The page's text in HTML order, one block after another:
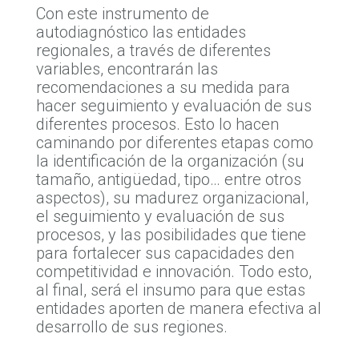
Con este instrumento de
autodiagnóstico las entidades
regionales, a través de diferentes
variables, encontrarán las
recomendaciones a su medida para
hacer seguimiento y evaluación de sus
diferentes procesos. Esto lo hacen
caminando por diferentes etapas como
la identificación de la organización (su
tamaño, antigüedad, tipo… entre otros
aspectos), su madurez organizacional,
el seguimiento y evaluación de sus
procesos, y las posibilidades que tiene
para fortalecer sus capacidades den
competitividad e innovación. Todo esto,
al final, será el insumo para que estas
entidades aporten de manera efectiva al
desarrollo de sus regiones.